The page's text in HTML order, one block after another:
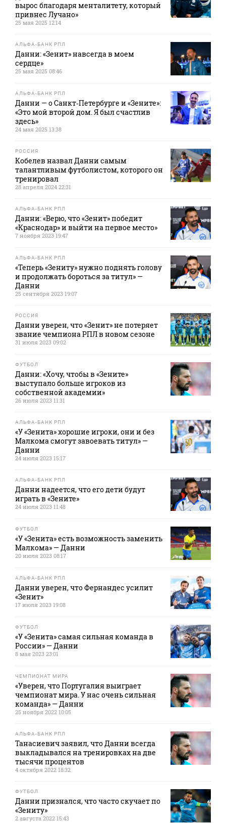
вырос благодаря менталитету, который
привнес Лучано»
25 мая 2025 12:14
АЛЬФА-БАНК РПЛ
Данни: «Зенит» навсегда в моем
сердце»
25 мая 2025 08:46
АЛЬФА-БАНК РПЛ
Данни — о Санкт‑Петербурге и «Зените»:
«Это мой второй дом. Я был счастлив
здесь»
24 мая 2025 13:38
РОССИЯ
Кобелев назвал Данни самым
талантливым футболистом, которого он
тренировал
28 апреля 2024 22:31
АЛЬФА-БАНК РПЛ
Данни: «Верю, что «Зенит» победит
«Краснодар» и выйти на первое место»
7 ноября 2023 19:47
АЛЬФА-БАНК РПЛ
«Теперь «Зениту» нужно поднять голову
и продолжать бороться за титул» —
Данни
25 сентября 2023 19:07
РОССИЯ
Данни уверен, что «Зенит» не потеряет
звание чемпиона РПЛ в новом сезоне
31 июля 2023 09:02
ФУТБОЛ
Данни: «Хочу, чтобы в «Зените»
выступало больше игроков из
собственной академии»
26 июля 2023 11:31
АЛЬФА-БАНК РПЛ
«У «Зенита» хорошие игроки, они и без
Малкома смогут завоевать титул» —
Данни
24 июля 2023 15:17
АЛЬФА-БАНК РПЛ
Данни надеется, что его дети будут
играть в «Зените»
24 июля 2023 11:48
ФУТБОЛ
«У «Зенита» есть возможность заменить
Малкома» — Данни
20 июля 2023 08:17
АЛЬФА-БАНК РПЛ
Данни уверен, что Фернандес усилит
«Зенит»
17 июля 2023 19:08
ФУТБОЛ
«У «Зенита» самая сильная команда в
России» — Данни
8 мая 2023 23:01
ЧЕМПИОНАТ МИРА
«Уверен, что Португалия выиграет
чемпионат мира. У нас очень сильная
команда» — Данни
25 ноября 2022 10:05
АЛЬФА-БАНК РПЛ
Танасиевич заявил, что Данни всегда
выкладывался на тренировках на две
тысячи процентов
4 октября 2022 18:32
ФУТБОЛ
Данни признался, что часто скучает по
«Зениту»
2 августа 2022 15:43